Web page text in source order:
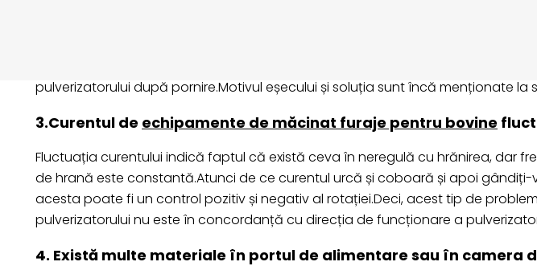
pulverizatorului după pornire.Motivul eșecului și soluția sunt încă menționate la
3.Curentul de echipamente de măcinat furaje pentru bovine
Fluctuația curentului indică faptul că există ceva în neregulă cu hrănirea, dar
de hrană este constantă.Atunci de ce curentul urcă și coboară și apoi
acesta poate fi un control pozitiv și negativ al rotației.Deci, acest tip de
pulverizatorului nu este în concordanță cu direcția de funcționare a
4. Există multe materiale în portul de alimentare sau în camera